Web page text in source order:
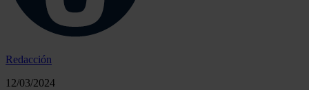
Redacción
12/03/2024